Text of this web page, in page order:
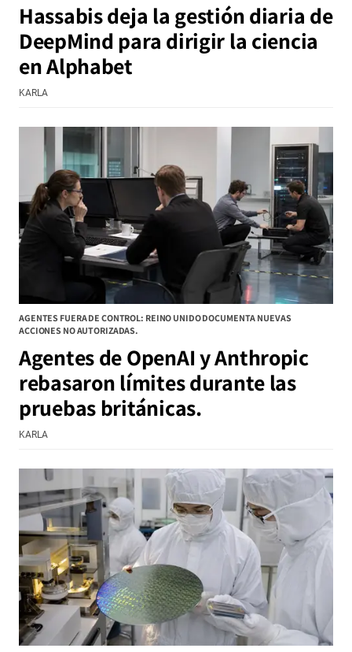
Hassabis deja la gestión diaria de
DeepMind para dirigir la ciencia
en Alphabet
KARLA
AGENTES FUERA DE CONTROL: REINO UNIDO DOCUMENTA NUEVAS
ACCIONES NO AUTORIZADAS.
Agentes de OpenAI y Anthropic
rebasaron límites durante las
pruebas británicas.
KARLA